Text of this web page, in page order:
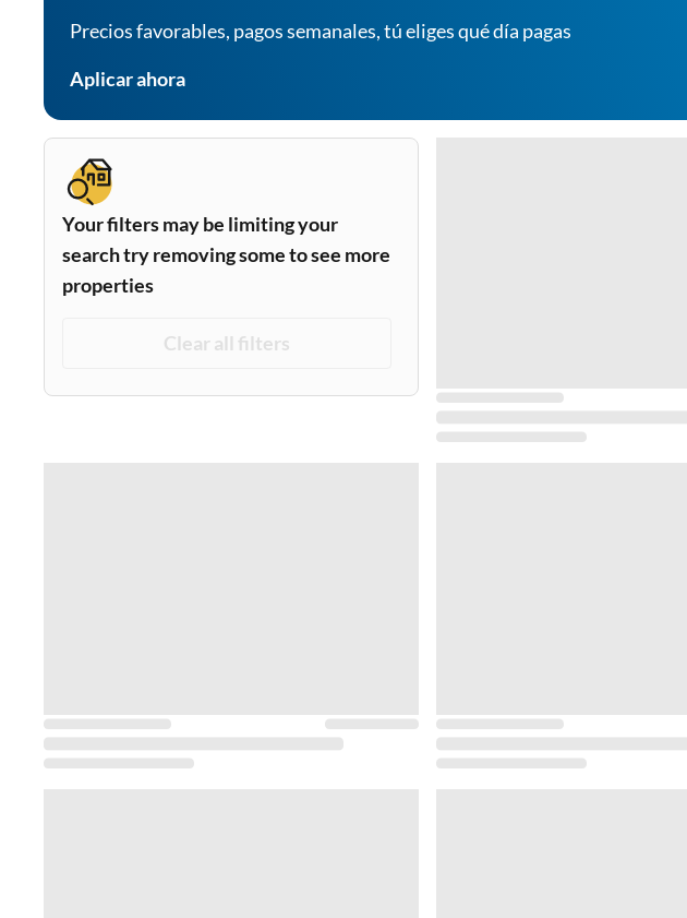
Precios favorables, pagos semanales, tú eliges qué día pagas
Aplicar ahora
Your filters may be limiting your
search try removing some to see more
properties
Clear all filters